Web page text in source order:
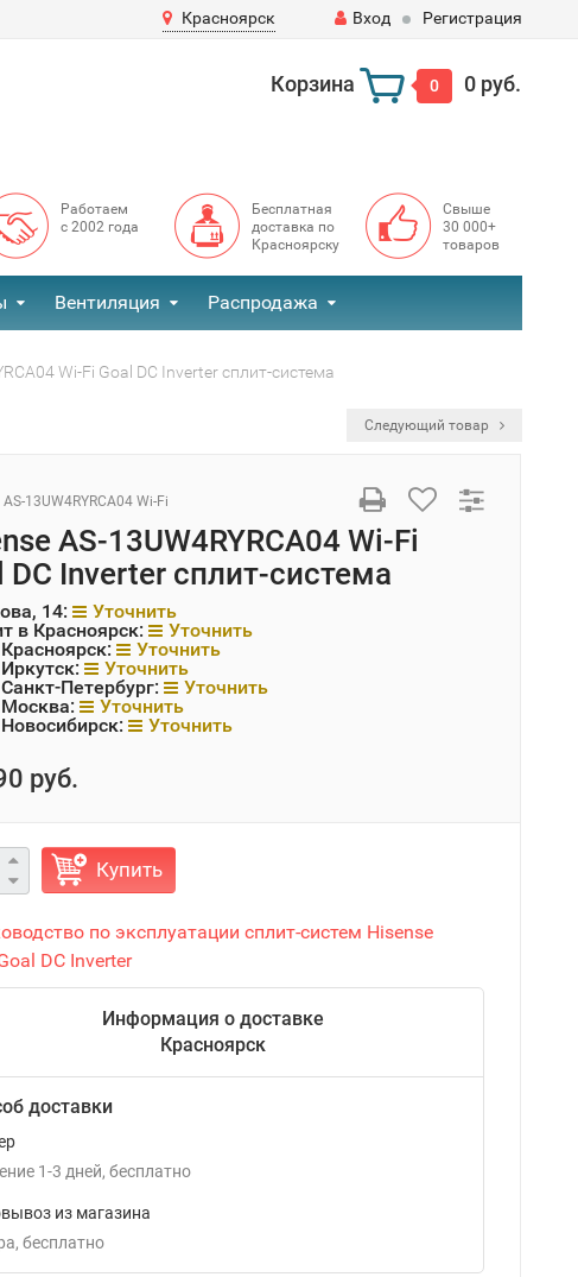
Красноярск Вход Регистрация
Корзина 0 0 руб.
Работаем
с 2002 года
Бесплатная
доставка по
Красноярску
Свыше
30 000+
товаров
Вентиляция Распродажа
Wi-Fi Goal DC Inverter сплит-система
Следующий товар
AS-13UW4RYRCA04 Wi-Fi
AS-13UW4RYRCA04 Wi-Fi
DC Inverter сплит-система
14:
Уточнить
в Красноярск:
Уточнить
Уточнить
Уточнить
Петербург:
Уточнить
Уточнить
Уточнить
руб.
Купить
по эксплуатации сплит-систем Hisense
DC Inverter
Информация о доставке
Красноярск
доставки
1-3 дней Бесплатно
из магазина
Бесплатно